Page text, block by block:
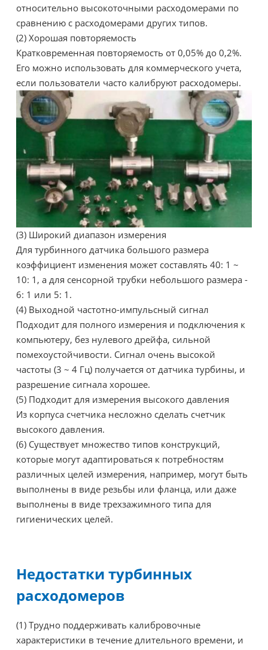
относительно высокоточными расходомерами по
сравнению с расходомерами других типов.
(2) Хорошая повторяемость
Кратковременная повторяемость от 0,05% до 0,2%.
Его можно использовать для коммерческого учета,
если пользователи часто калибруют расходомеры.
(3) Широкий диапазон измерения
Для турбинного датчика большого размера
коэффициент изменения может составлять 40: 1 ~
10: 1, а для сенсорной трубки небольшого размера -
6: 1 или 5: 1.
(4) Выходной частотно-импульсный сигнал
Подходит для полного измерения и подключения к
компьютеру, без нулевого дрейфа, сильной
помехоустойчивости. Сигнал очень высокой
частоты (3 ~ 4 Гц) получается от датчика турбины, и
разрешение сигнала хорошее.
(5) Подходит для измерения высокого давления
Из корпуса счетчика несложно сделать счетчик
высокого давления.
(6) Существует множество типов конструкций,
которые могут адаптироваться к потребностям
различных целей измерения, например, могут быть
выполнены в виде резьбы или фланца, или даже
выполнены в виде трехзажимного типа для
гигиенических целей.
Недостатки турбинных
расходомеров
(1) Трудно поддерживать калибровочные
характеристики в течение длительного времени, и